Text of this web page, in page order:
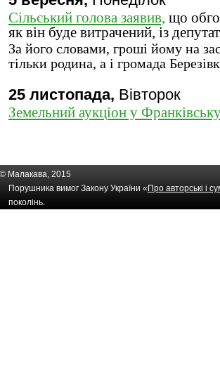
Сільський голова заявив, що
як він буде витрачений, із
За його словами, гроші йому на
тільки родина, а і громада
25 листопада, Вівторок
Земельний аукціон у
© Малакава, 2015
Порушника вимог Закону України « Про авторські і
поколінь.